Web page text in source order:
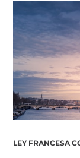
LEY FRANCESA